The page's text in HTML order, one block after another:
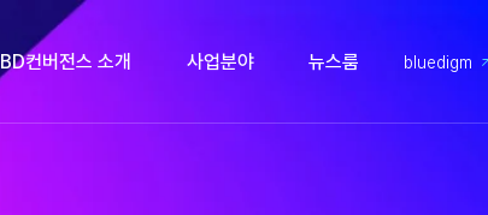
BD컨버전스 소개 사업분야 뉴스룸 bluedigm